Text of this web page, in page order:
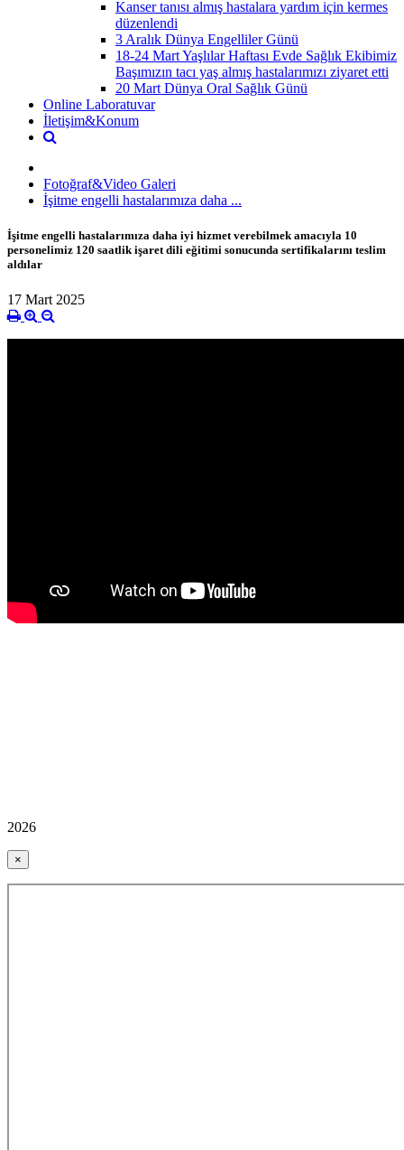
Kanser tanısı almış hastalara yardım için kermes
düzenlendi
3 Aralık Dünya Engelliler Günü
18-24 Mart Yaşlılar Haftası Evde Sağlık Ekibimiz
Başımızın tacı yaş almış hastalarımızı ziyaret etti
20 Mart Dünya Oral Sağlık Günü
Online Laboratuvar
İletişim&Konum
Fotoğraf&Video Galeri
İşitme engelli hastalarımıza daha ...
İşitme engelli hastalarımıza daha iyi hizmet verebilmek amacıyla 10
personelimiz 120 saatlik işaret dili eğitimi sonucunda sertifikalarını teslim
aldılar
17 Mart 2025
2026
×